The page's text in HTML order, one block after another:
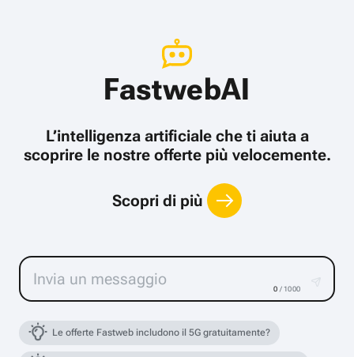
FastwebAI
L’intelligenza artificiale che ti aiuta a
scoprire le nostre offerte più velocemente.
Scopri di più
0 / 1000
Le offerte Fastweb includono il 5G gratuitamente?